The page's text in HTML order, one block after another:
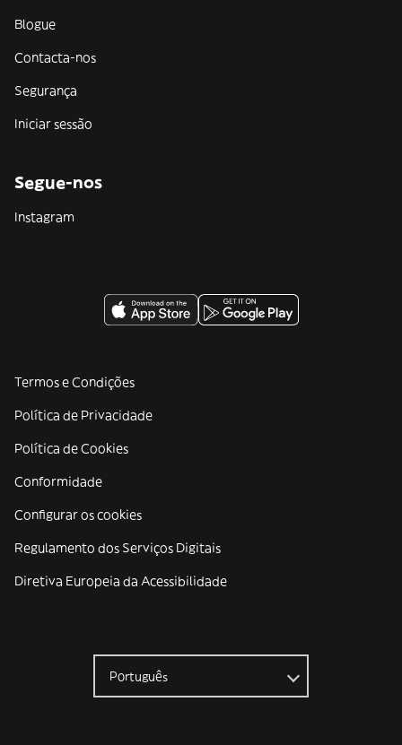
Blogue
Contacta-nos
Segurança
Iniciar sessão
Segue-nos
Instagram
Termos e Condições
Política de Privacidade
Política de Cookies
Conformidade
Configurar os cookies
Regulamento dos Serviços Digitais
Diretiva Europeia da Acessibilidade